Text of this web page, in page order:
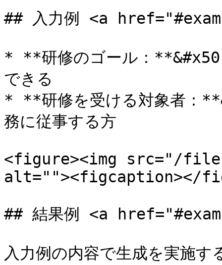
## 入力例 <a
* **研修のゴール：
できる
* **研修を受ける対象者：
務に従事する方
<figure><img src="/files/
alt=""><figcaption></
## 結果例 <a
入力例の内容で生成を実施